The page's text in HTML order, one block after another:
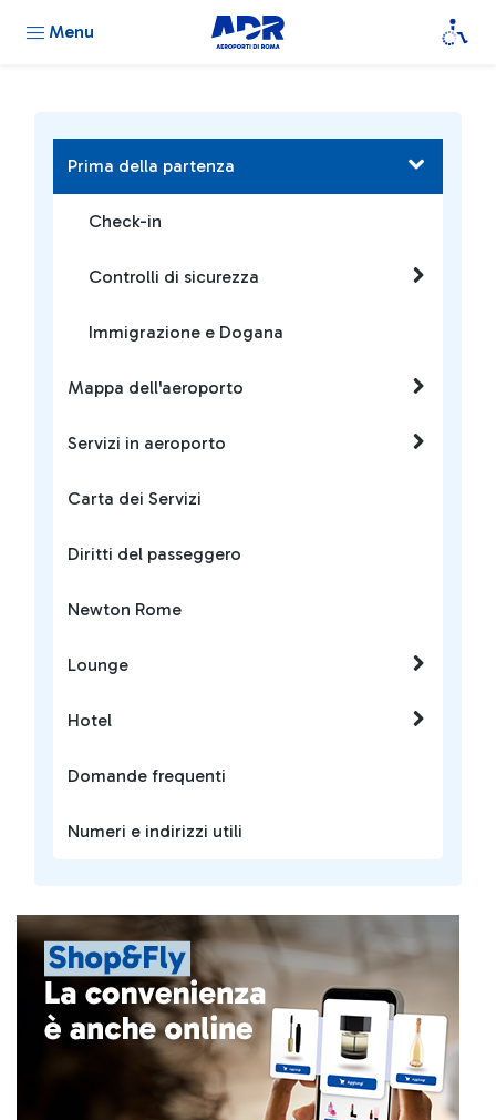
Menu
Prima della partenza
Check-in
Controlli di sicurezza
Immigrazione e Dogana
Mappa dell'aeroporto
Servizi in aeroporto
Carta dei Servizi
Diritti del passeggero
Newton Rome
Lounge
Hotel
Domande frequenti
Numeri e indirizzi utili